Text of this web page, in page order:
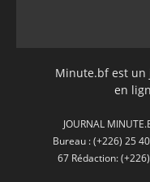
Minute.bf est un
en
JOURNAL
Bureau : (+226) 25
67 Rédaction: